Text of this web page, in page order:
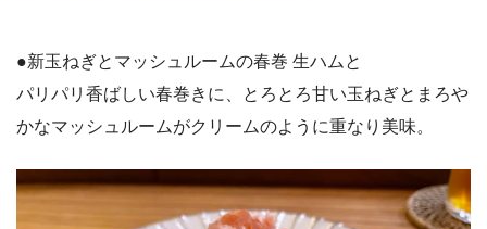
●新玉ねぎとマッシュルームの春巻 生ハムと
パリパリ香ばしい春巻きに、とろとろ甘い玉ねぎとまろや
かなマッシュルームがクリームのように重なり美味。